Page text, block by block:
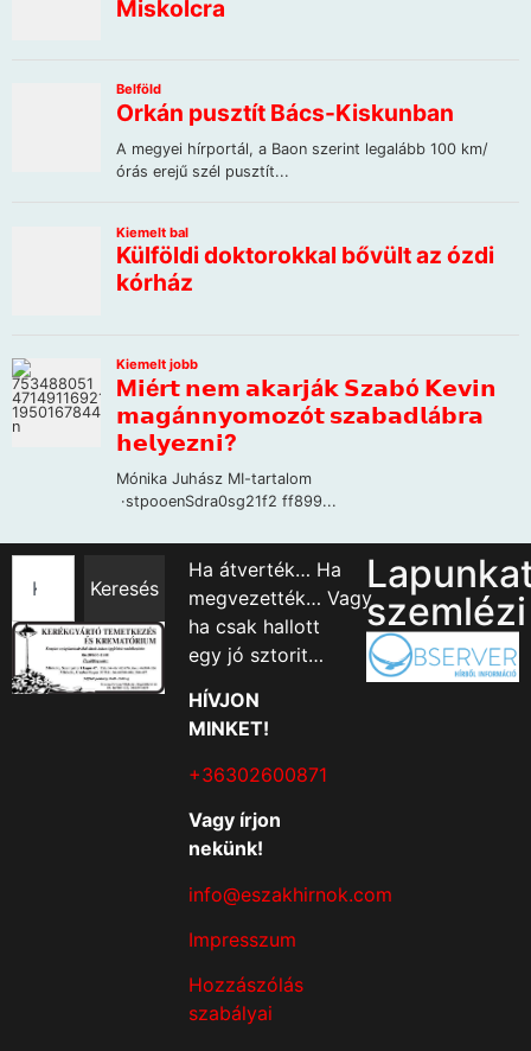
Keresés
Ha átverték… Ha
megvezették… Vagy
ha csak hallott
egy jó sztorit…
HÍVJON
MINKET!
+36302600871
Vagy írjon
nekünk!
info@eszakhirnok.com
Impresszum
Hozzászólás
szabályai
szemlézi